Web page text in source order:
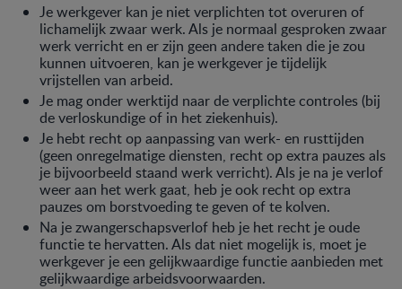
Je werkgever kan je niet verplichten tot overuren of
lichamelijk zwaar werk. Als je normaal gesproken zwaar
werk verricht en er zijn geen andere taken die je zou
kunnen uitvoeren, kan je werkgever je tijdelijk
vrijstellen van arbeid.
Je mag onder werktijd naar de verplichte controles (bij
de verloskundige of in het ziekenhuis).
Je hebt recht op aanpassing van werk- en rusttijden
(geen onregelmatige diensten, recht op extra pauzes als
je bijvoorbeeld staand werk verricht). Als je na je verlof
weer aan het werk gaat, heb je ook recht op extra
pauzes om borstvoeding te geven of te kolven.
Na je zwangerschapsverlof heb je het recht je oude
functie te hervatten. Als dat niet mogelijk is, moet je
werkgever je een gelijkwaardige functie aanbieden met
gelijkwaardige arbeidsvoorwaarden.